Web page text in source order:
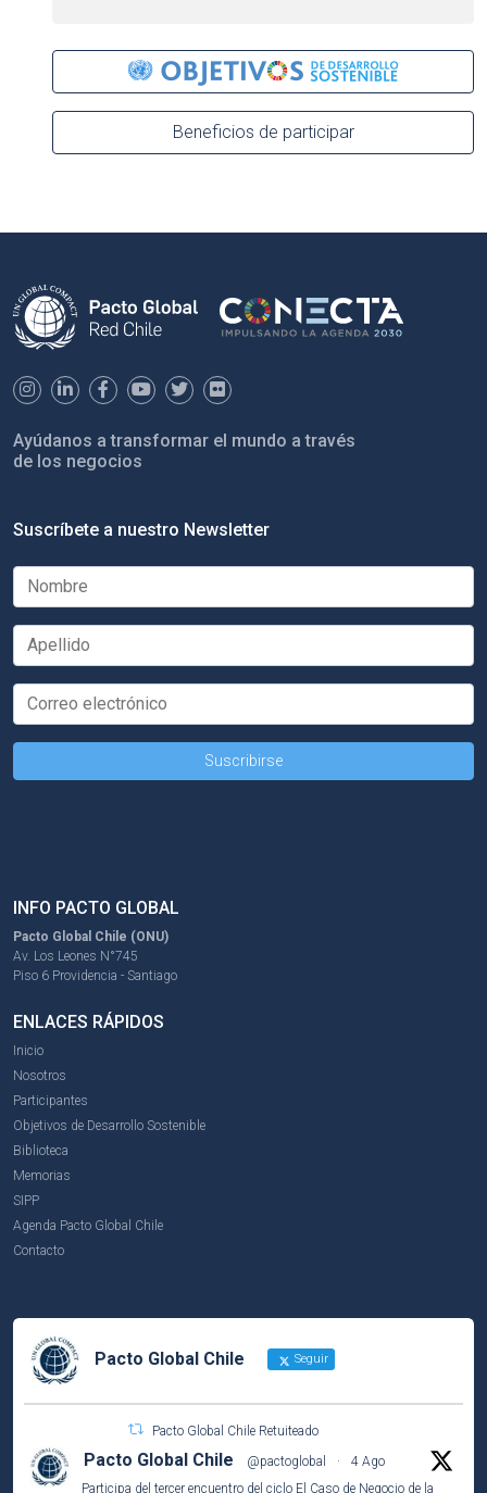
Beneficios de participar
Ayúdanos a transformar el mundo a través
de los negocios
Suscríbete a nuestro Newsletter
INFO PACTO GLOBAL
Pacto Global Chile (ONU)
Av. Los Leones N°745
Piso 6 Providencia - Santiago
ENLACES RÁPIDOS
Inicio
Nosotros
Participantes
Objetivos de Desarrollo Sostenible
Biblioteca
Memorias
SIPP
Agenda Pacto Global Chile
Contacto
Pacto Global Chile Seguir
Pacto Global Chile Retuiteado
Pacto Global Chile @pactoglobal ·
4 Ago
Participa del tercer encuentro del ciclo El Caso de Negocio de la